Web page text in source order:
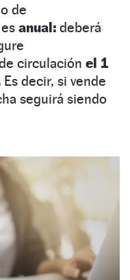
de
anual: deberá
circulación el 1
Es decir, si vende
seguirá siendo